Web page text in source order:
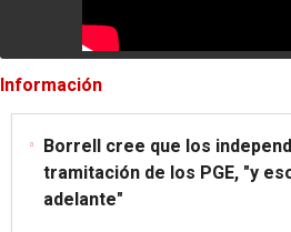
Información
Borrell cree que los
tramitación de los PGE, "y
adelante"